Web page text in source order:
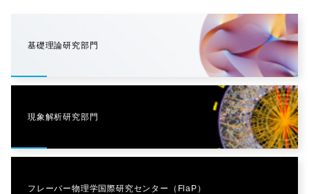
基礎理論研究部門
現象解析研究部門
フレーバー物理学国際研究センター（FlaP）